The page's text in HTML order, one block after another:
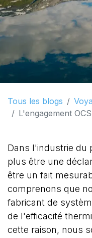
Tous les blogs
L'engagement OCS : Leader
Dans l'industrie du
plus être une
être un fait
comprenons que
fabricant de
de l'efficacité
cette raison, nous